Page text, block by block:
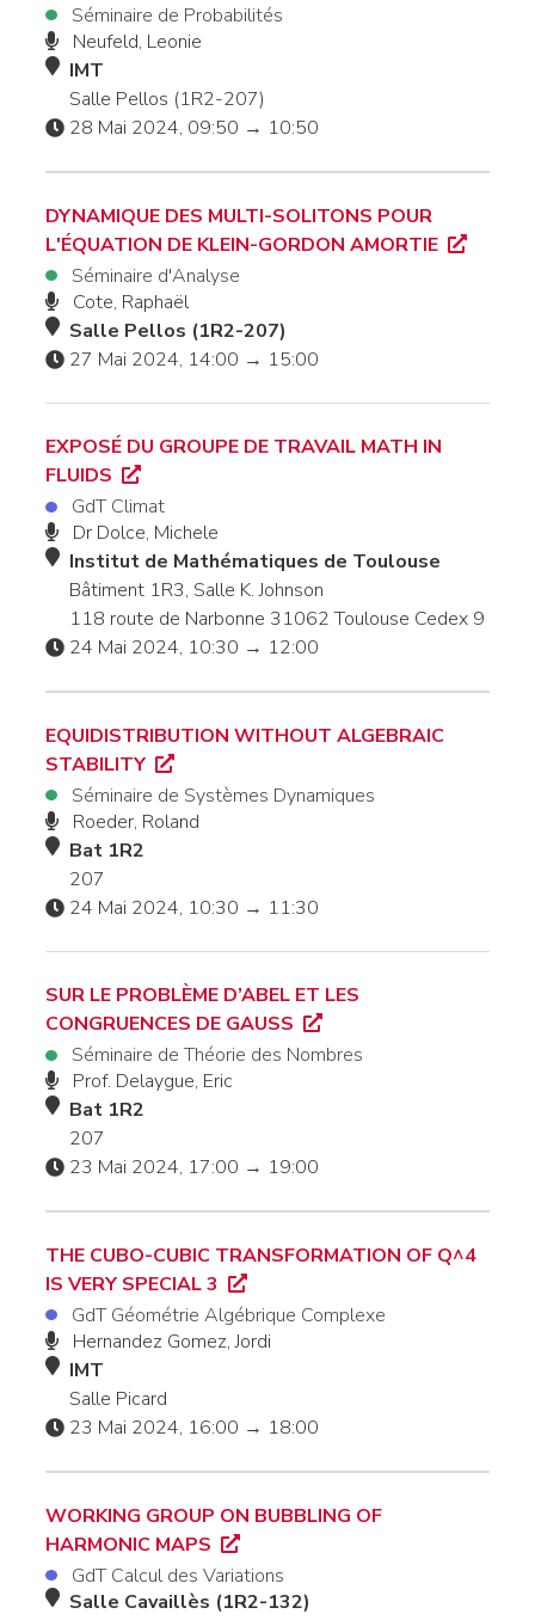
Séminaire de Probabilités
Neufeld, Leonie
IMT
Salle Pellos (1R2-207)
28 Mai 2024, 09:50 → 10:50
DYNAMIQUE DES MULTI-SOLITONS POUR
L'ÉQUATION DE KLEIN-GORDON AMORTIE
Séminaire d'Analyse
Cote, Raphaël
Salle Pellos (1R2-207)
27 Mai 2024, 14:00 → 15:00
EXPOSÉ DU GROUPE DE TRAVAIL MATH IN
FLUIDS
GdT Climat
Dr Dolce, Michele
Institut de Mathématiques de Toulouse
Bâtiment 1R3, Salle K. Johnson
118 route de Narbonne 31062 Toulouse Cedex 9
24 Mai 2024, 10:30 → 12:00
EQUIDISTRIBUTION WITHOUT ALGEBRAIC
STABILITY
Séminaire de Systèmes Dynamiques
Roeder, Roland
Bat 1R2
207
24 Mai 2024, 10:30 → 11:30
SUR LE PROBLÈME D’ABEL ET LES
CONGRUENCES DE GAUSS
Séminaire de Théorie des Nombres
Prof. Delaygue, Eric
Bat 1R2
207
23 Mai 2024, 17:00 → 19:00
THE CUBO-CUBIC TRANSFORMATION OF Q^4
IS VERY SPECIAL 3
GdT Géométrie Algébrique Complexe
Hernandez Gomez, Jordi
IMT
Salle Picard
23 Mai 2024, 16:00 → 18:00
WORKING GROUP ON BUBBLING OF
HARMONIC MAPS
GdT Calcul des Variations
Salle Cavaillès (1R2-132)